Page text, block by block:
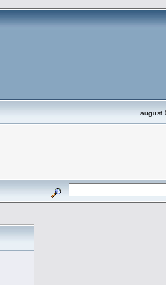
august